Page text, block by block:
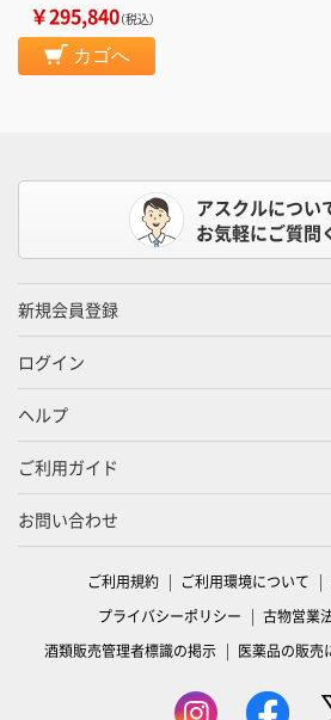
￥295,840（税込）
カゴへ
アスクルについ
お気軽にご質問
新規会員登録
ログイン
ヘルプ
ご利用ガイド
お問い合わせ
ご利用規約 ご利用環境について
プライバシーポリシー
古物営業
酒類販売管理者標識の掲示
医薬品の販売